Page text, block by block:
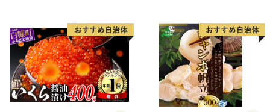
満足 美味しい 贈答 生食用 刺
身 お刺身 刺し身 魚介類 海鮮
冷凍 厚切り 薄切り ふるさと
納税 ふるさとチョイス チョ
イス 北海道 白糠町